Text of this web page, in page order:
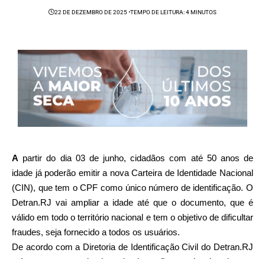
22 DE DEZEMBRO DE 2025 TEMPO DE LEITURA: 4 MINUTOS
A partir do dia 03 de junho, cidadãos com até 50 anos de
idade já poderão emitir a nova Carteira de Identidade Nacional
(CIN), que tem o CPF como único número de identificação. O
Detran.RJ vai ampliar a idade até que o documento, que é
válido em todo o território nacional e tem o objetivo de dificultar
fraudes, seja fornecido a todos os usuários.
De acordo com a Diretoria de Identificação Civil do Detran.RJ